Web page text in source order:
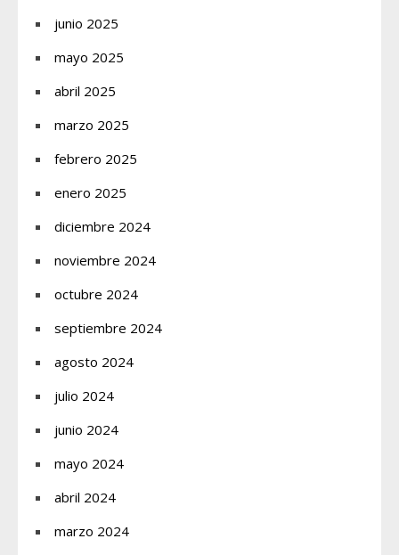
junio 2025
mayo 2025
abril 2025
marzo 2025
febrero 2025
enero 2025
diciembre 2024
noviembre 2024
octubre 2024
septiembre 2024
agosto 2024
julio 2024
junio 2024
mayo 2024
abril 2024
marzo 2024